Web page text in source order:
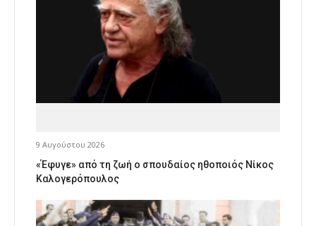
9 Αυγούστου 2026
«Έφυγε» από τη ζωή ο σπουδαίος ηθοποιός Νίκος
Καλογερόπουλος